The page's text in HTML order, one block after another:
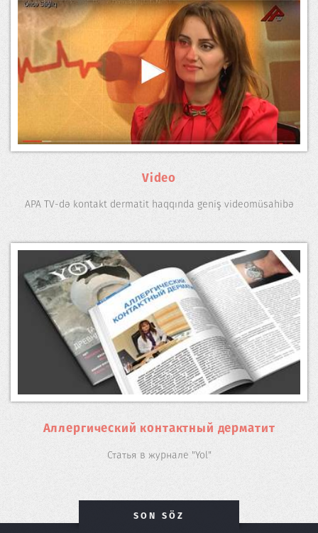
Video
APA TV-də kontakt dermatit haqqında geniş videomüsahibə
Аллергический контактный дерматит
Статья в журнале "Yol"
SON SÖZ